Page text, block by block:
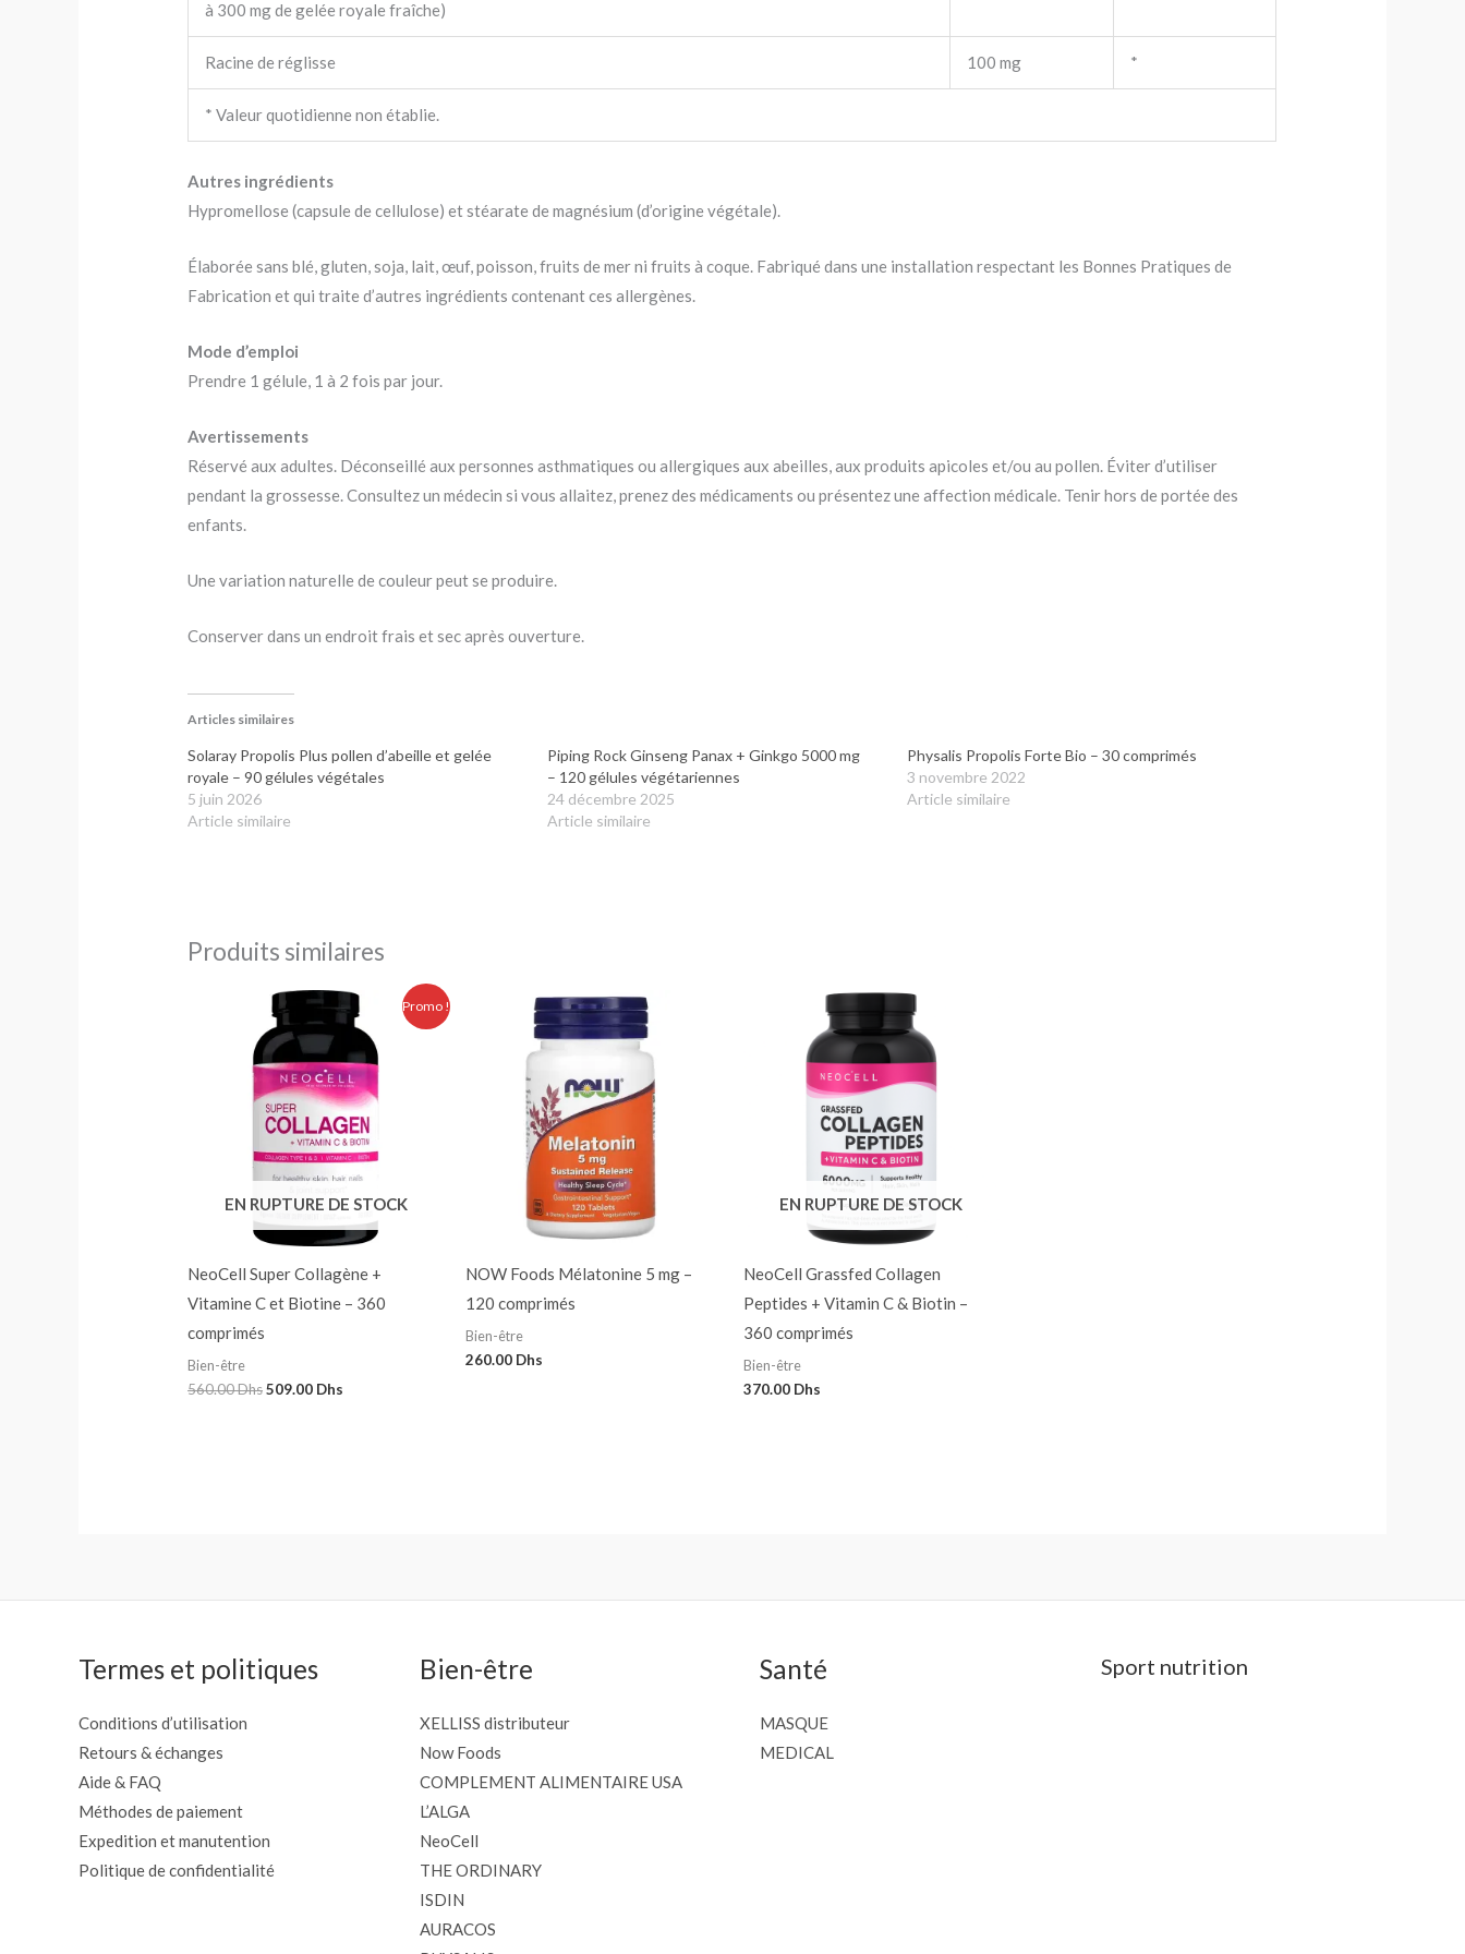
à 300 mg de gelée royale fraîche)
Racine de réglisse 100 mg *
* Valeur quotidienne non établie.
Autres ingrédients
Hypromellose (capsule de cellulose) et stéarate de magnésium (d’origine végétale).
Élaborée sans blé, gluten, soja, lait, œuf, poisson, fruits de mer ni fruits à coque. Fabriqué dans une installation respectant les Bonnes Pratiques de
Fabrication et qui traite d’autres ingrédients contenant ces allergènes.
Mode d’emploi
Prendre 1 gélule, 1 à 2 fois par jour.
Avertissements
Réservé aux adultes. Déconseillé aux personnes asthmatiques ou allergiques aux abeilles, aux produits apicoles et/ou au pollen. Éviter d’utiliser
pendant la grossesse. Consultez un médecin si vous allaitez, prenez des médicaments ou présentez une affection médicale. Tenir hors de portée des
enfants.
Une variation naturelle de couleur peut se produire.
Conserver dans un endroit frais et sec après ouverture.
Articles similaires
Solaray Propolis Plus pollen d’abeille et gelée
royale – 90 gélules végétales
5 juin 2026
Article similaire
Piping Rock Ginseng Panax + Ginkgo 5000 mg
– 120 gélules végétariennes
24 décembre 2025
Article similaire
Physalis Propolis Forte Bio – 30 comprimés
3 novembre 2022
Article similaire
Produits similaires
Promo !
EN RUPTURE DE STOCK
NeoCell Super Collagène +
Vitamine C et Biotine – 360
comprimés
Bien-être
560.00Dhs
Le
prix
initial
était :
560.00 Dhs.
509.00 Dhs
Le
prix
actuel
est :
509.00 Dhs.
NOW Foods Mélatonine 5 mg –
120 comprimés
Bien-être
260.00 Dhs
EN RUPTURE DE STOCK
NeoCell Grassfed Collagen
Peptides + Vitamin C & Biotin –
360 comprimés
Bien-être
370.00 Dhs
Termes et politiques
Conditions d’utilisation
Retours & échanges
Aide & FAQ
Méthodes de paiement
Expedition et manutention
Politique de confidentialité
Bien-être
XELLISS distributeur
Now Foods
COMPLEMENT ALIMENTAIRE USA
L’ALGA
NeoCell
THE ORDINARY
ISDIN
AURACOS
Santé
MASQUE
MEDICAL
Sport nutrition